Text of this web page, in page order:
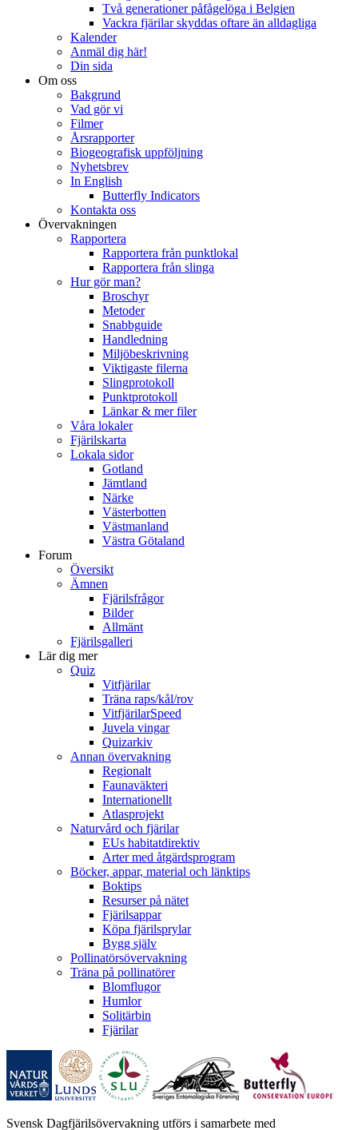
Två generationer påfågelöga i Belgien
Vackra fjärilar skyddas oftare än alldagliga
Kalender
Anmäl dig här!
Din sida
Om oss
Bakgrund
Vad gör vi
Filmer
Årsrapporter
Biogeografisk uppföljning
Nyhetsbrev
In English
Butterfly Indicators
Kontakta oss
Övervakningen
Rapportera
Rapportera från punktlokal
Rapportera från slinga
Hur gör man?
Broschyr
Metoder
Snabbguide
Handledning
Miljöbeskrivning
Viktigaste filerna
Slingprotokoll
Punktprotokoll
Länkar & mer filer
Våra lokaler
Fjärilskarta
Lokala sidor
Gotland
Jämtland
Närke
Västerbotten
Västmanland
Västra Götaland
Forum
Översikt
Ämnen
Fjärilsfrågor
Bilder
Allmänt
Fjärilsgalleri
Lär dig mer
Quiz
Vitfjärilar
Träna raps/kål/rov
VitfjärilarSpeed
Juvela vingar
Quizarkiv
Annan övervakning
Regionalt
Faunaväkteri
Internationellt
Atlasprojekt
Naturvård och fjärilar
EUs habitatdirektiv
Arter med åtgärdsprogram
Böcker, appar, material och länktips
Boktips
Resurser på nätet
Fjärilsappar
Köpa fjärilsprylar
Bygg själv
Pollinatörsövervakning
Träna på pollinatörer
Blomflugor
Humlor
Solitärbin
Fjärilar
Svensk Dagfjärilsövervakning utförs i samarbete med